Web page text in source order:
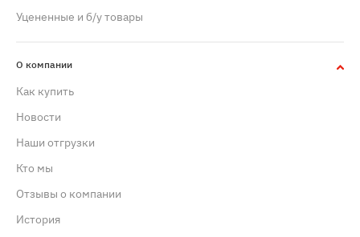
Уцененные и б/у товары
О компании
Как купить
Новости
Наши отгрузки
Кто мы
Отзывы о компании
История